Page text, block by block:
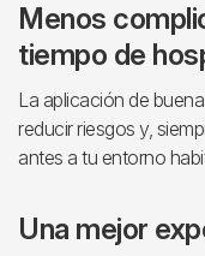
Menos
tiempo de
La aplicación de
reducir riesgos y,
antes a tu entorno
Una mejor